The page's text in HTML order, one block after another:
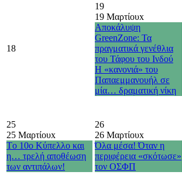
18
19
19 Μαρτίουx
Αποκάλυψη
GreenZone: Τα
πραγματικά γενέθλια
του Τάφου του Ινδού
Η «κανονιά» του
Παπαεμμανουήλ σε
μία… δραματική νίκη
25
25 Μαρτίουx
Τo 10o Κύπελλο και
η… τρελή αποθέωση
των αντιπάλων!
26
26 Μαρτίουx
Όλα μέσα! Όταν η
περιφέρεια «σκότωσε»
τον ΟΣΦΠ